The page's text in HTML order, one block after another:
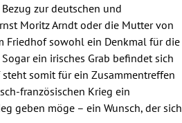
zur deutschen und
Moritz Arndt oder die Mutter von
Friedhof sowohl ein Denkmal für die
ein irisches Grab befindet sich
somit für ein Zusammentreffen
französischen Krieg ein
geben möge – ein Wunsch, der sich